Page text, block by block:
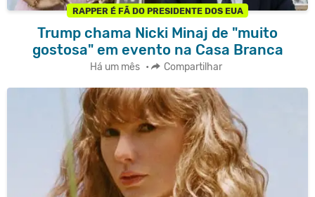
RAPPER É FÃ DO PRESIDENTE DOS EUA
Trump chama Nicki Minaj de "muito
gostosa" em evento na Casa Branca
Há um mês • Compartilhar